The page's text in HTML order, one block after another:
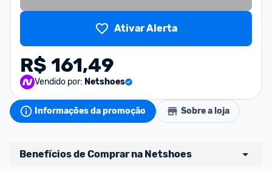
Ativar Alerta
R$ 161,49
Vendido por: Netshoes
Informações da promoção Sobre a loja
Benefícios de Comprar na Netshoes